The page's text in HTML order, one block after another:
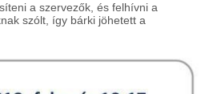
a szervezők, és felhívni a
szólt, így bárki jöhetett a